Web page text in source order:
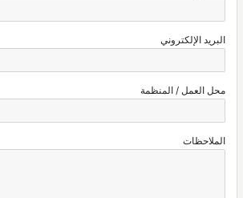
البريد الإلكتروني
محل العمل / المنظمة
الملاحظات